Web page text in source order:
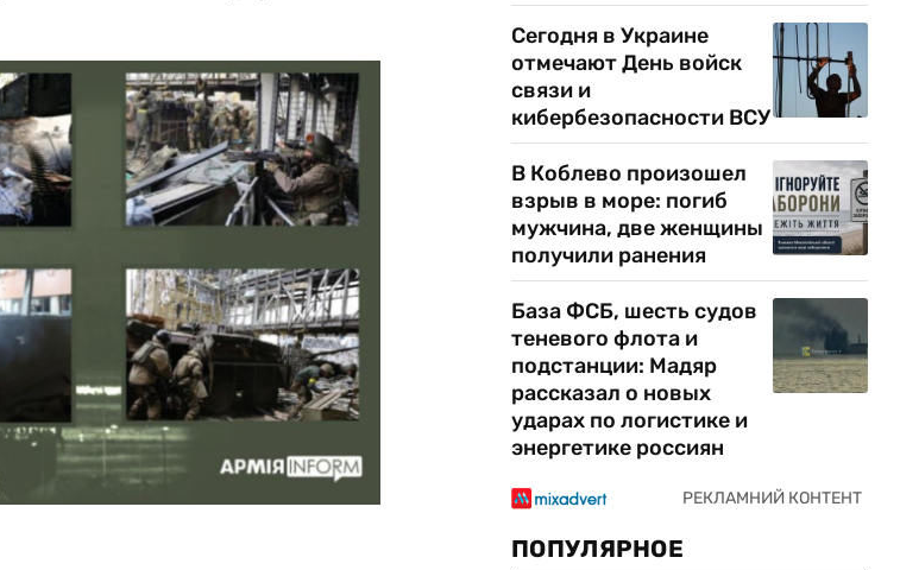
Сегодня в Украине
отмечают День войск
связи и
кибербезопасности ВСУ
В Коблево произошел
взрыв в море: погиб
мужчина, две женщины
получили ранения
База ФСБ, шесть судов
теневого флота и
подстанции: Мадяр
рассказал о новых
ударах по логистике и
энергетике россиян
ПОПУЛЯРНОЕ